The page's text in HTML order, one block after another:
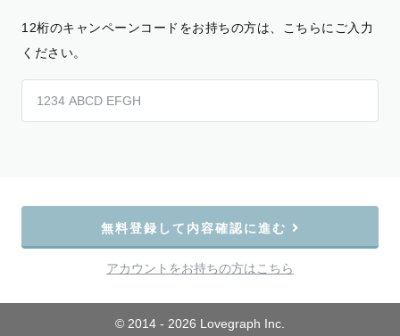
12桁のキャンペーンコードをお持ちの方は、こちらにご入力
ください。
無料登録して内容確認に進む
アカウントをお持ちの方はこちら
© 2014 - 2026 Lovegraph Inc.